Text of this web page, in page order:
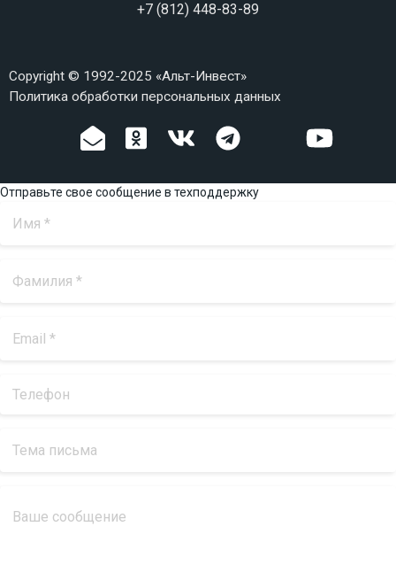
+7 (812) 448-83-89
Copyright © 1992-2025 «Альт-Инвест»
Политика обработки персональных данных
Отправьте свое сообщение в техподдержку